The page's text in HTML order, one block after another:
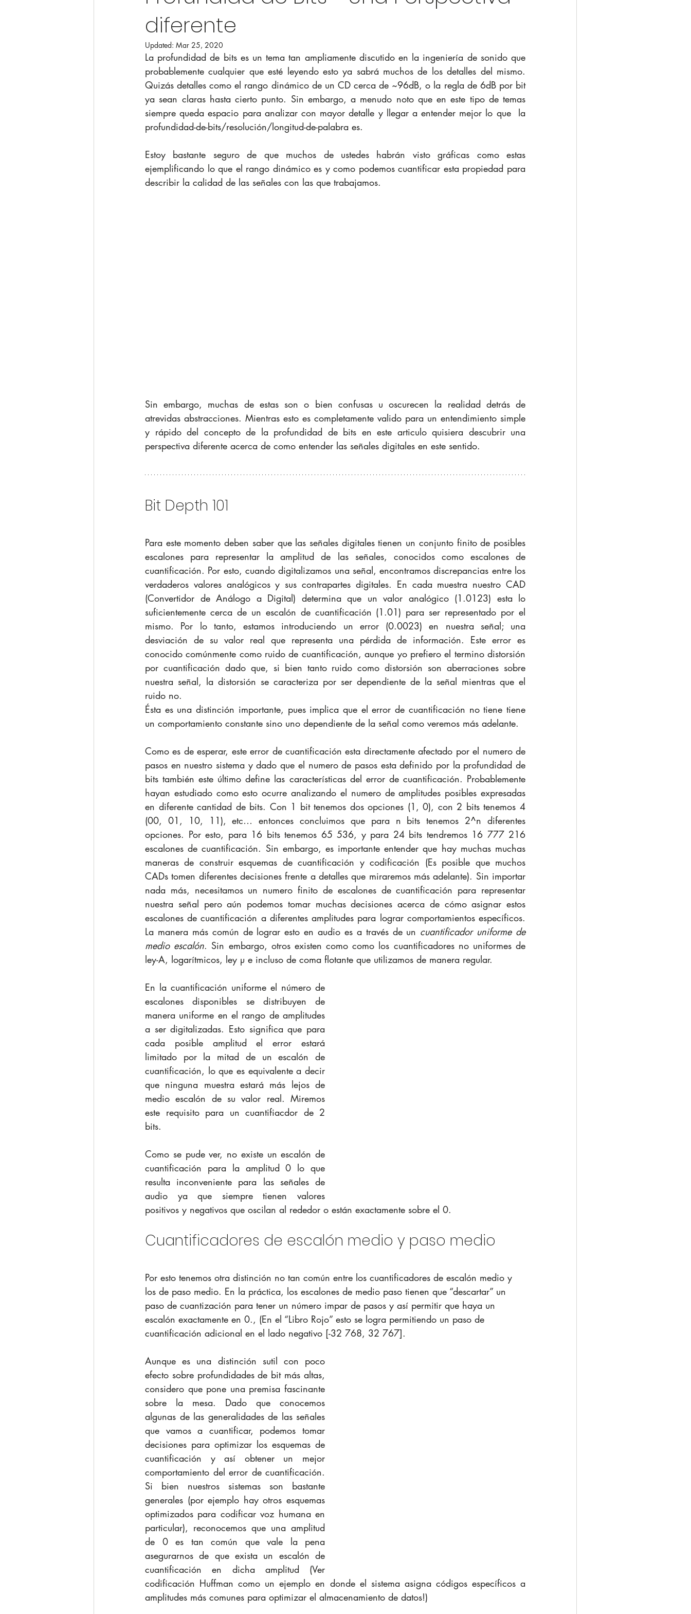
diferente
Updated: Mar 25, 2020
La profundidad de bits es un tema tan ampliamente discutido en la ingeniería de sonido que
probablemente cualquier que esté leyendo esto ya sabrá muchos de los detalles del mismo.
Quizás detalles como el rango dinámico de un CD cerca de ~96dB, o la regla de 6dB por bit
ya sean claras hasta cierto punto. Sin embargo, a menudo noto que en este tipo de temas
siempre queda espacio para analizar con mayor detalle y llegar a entender mejor lo que  la
profundidad-de-bits/resolución/longitud-de-palabra es.
Estoy bastante seguro de que muchos de ustedes habrán visto gráficas como estas
ejemplificando lo que el rango dinámico es y como podemos cuantificar esta propiedad para
describir la calidad de las señales con las que trabajamos.
Sin embargo, muchas de estas son o bien confusas u oscurecen la realidad detrás de
atrevidas abstracciones. Mientras esto es completamente valido para un entendimiento simple
y rápido del concepto de la profundidad de bits en este articulo quisiera descubrir una
perspectiva diferente acerca de como entender las señales digitales en este sentido.
Bit Depth 101
Para este momento deben saber que las señales digitales tienen un conjunto finito de posibles
escalones para representar la amplitud de las señales, conocidos como escalones de
cuantificación. Por esto, cuando digitalizamos una señal, encontramos discrepancias entre los
verdaderos valores analógicos y sus contrapartes digitales. En cada muestra nuestro CAD
(Convertidor de Análogo a Digital) determina que un valor analógico (1.0123) esta lo
suficientemente cerca de un escalón de cuantificación (1.01) para ser representado por el
mismo. Por lo tanto, estamos introduciendo un error (0.0023) en nuestra señal; una
desviación de su valor real que representa una pérdida de información. Este error es
conocido comúnmente como ruido de cuantificación, aunque yo prefiero el termino distorsión
por cuantificación dado que, si bien tanto ruido como distorsión son aberraciones sobre
nuestra señal, la distorsión se caracteriza por ser dependiente de la señal mientras que el
ruido no.
Ésta es una distinción importante, pues implica que el error de cuantificación no tiene tiene
un comportamiento constante sino uno dependiente de la señal como veremos más adelante.
Como es de esperar, este error de cuantificación esta directamente afectado por el numero de
pasos en nuestro sistema y dado que el numero de pasos esta definido por la profundidad de
bits también este último define las características del error de cuantificación. Probablemente
hayan estudiado como esto ocurre analizando el numero de amplitudes posibles expresadas
en diferente cantidad de bits. Con 1 bit tenemos dos opciones (1, 0), con 2 bits tenemos 4
(00, 01, 10, 11), etc… entonces concluimos que para n bits tenemos 2^n diferentes
opciones. Por esto, para 16 bits tenemos 65 536, y para 24 bits tendremos 16 777 216
escalones de cuantificación. Sin embargo, es importante entender que hay muchas muchas
maneras de construir esquemas de cuantificación y codificación (Es posible que muchos
CADs tomen diferentes decisiones frente a detalles que miraremos más adelante). Sin importar
nada más, necesitamos un numero finito de escalones de cuantificación para representar
nuestra señal pero aún podemos tomar muchas decisiones acerca de cómo asignar estos
escalones de cuantificación a diferentes amplitudes para lograr comportamientos específicos.
La manera más común de lograr esto en audio es a través de un cuantificador uniforme de
medio escalón. Sin embargo, otros existen como como los cuantificadores no uniformes de
ley-A, logarítmicos, ley µ e incluso de coma flotante que utilizamos de manera regular.
En la cuantificación uniforme el número de
escalones disponibles se distribuyen de
manera uniforme en el rango de amplitudes
a ser digitalizadas. Esto significa que para
cada posible amplitud el error estará
limitado por la mitad de un escalón de
cuantificación, lo que es equivalente a decir
que ninguna muestra estará más lejos de
medio escalón de su valor real. Miremos
este requisito para un cuantifiacdor de 2
bits.
Como se pude ver, no existe un escalón de
cuantificación para la amplitud 0 lo que
resulta inconveniente para las señales de
audio ya que siempre tienen valores
positivos y negativos que oscilan al rededor o están exactamente sobre el 0.
Cuantificadores de escalón medio y paso medio
Por esto tenemos otra distinción no tan común entre los cuantificadores de escalón medio y
los de paso medio. En la práctica, los escalones de medio paso tienen que “descartar” un
paso de cuantización para tener un número impar de pasos y así permitir que haya un
escalón exactamente en 0., (En el “Libro Rojo” esto se logra permitiendo un paso de
cuantificación adicional en el lado negativo [-32 768, 32 767].
Aunque es una distinción sutil con poco
efecto sobre profundidades de bit más altas,
considero que pone una premisa fascinante
sobre la mesa. Dado que conocemos
algunas de las generalidades de las señales
que vamos a cuantificar, podemos tomar
decisiones para optimizar los esquemas de
cuantificación y así obtener un mejor
comportamiento del error de cuantificación.
Si bien nuestros sistemas son bastante
generales (por ejemplo hay otros esquemas
optimizados para codificar voz humana en
particular), reconocemos que una amplitud
de 0 es tan común que vale la pena
asegurarnos de que exista un escalón de
cuantificación en dicha amplitud (Ver
codificación Huffman como un ejemplo en donde el sistema asigna códigos específicos a
amplitudes más comunes para optimizar el almacenamiento de datos!)